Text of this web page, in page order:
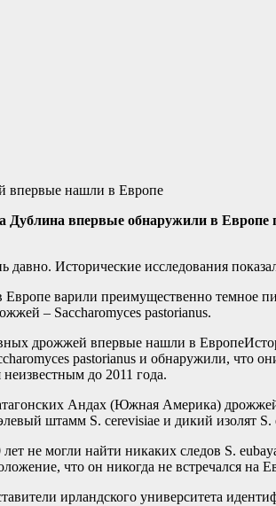
Дублина впервые обнаружили в
давно. Исторические исследования
Европе варили преимущественно темное
– Saccharomyces pastorianus.
pastorianus и обнаружили, что
до 2011 года.
Андах (Южная Америка)
штамм S. cerevisiae и дикий изолят S.
не могли найти никаких следов S.
что он никогда не встречался на
ирландского университета